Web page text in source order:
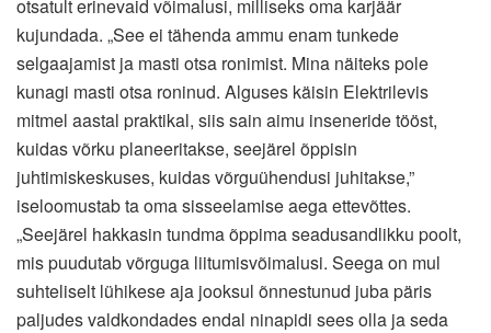
otsatult erinevaid võimalusi, milliseks oma karjäär
kujundada. „See ei tähenda ammu enam tunkede
selgaajamist ja masti otsa ronimist. Mina näiteks pole
kunagi masti otsa roninud. Alguses käisin Elektrilevis
mitmel aastal praktikal, siis sain aimu inseneride tööst,
kuidas võrku planeeritakse, seejärel õppisin
juhtimiskeskuses, kuidas võrguühendusi juhitakse,”
iseloomustab ta oma sisseelamise aega ettevõttes.
„Seejärel hakkasin tundma õppima seadusandlikku poolt,
mis puudutab võrguga liitumisvõimalusi. Seega on mul
suhteliselt lühikese aja jooksul õnnestunud juba päris
paljudes valdkondades endal ninapidi sees olla ja seda